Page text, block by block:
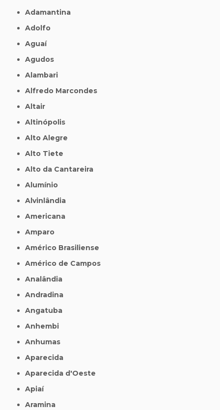
Adamantina
Adolfo
Aguaí
Agudos
Alambari
Alfredo Marcondes
Altair
Altinópolis
Alto Alegre
Alto Tiete
Alto da Cantareira
Alumínio
Alvinlândia
Americana
Amparo
Américo Brasiliense
Américo de Campos
Analândia
Andradina
Angatuba
Anhembi
Anhumas
Aparecida
Aparecida d'Oeste
Apiaí
Aramina